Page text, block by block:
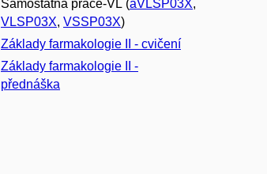
Samostatná práce-VL (aVLSP03X,
VLSP03X, VSSP03X)
Základy farmakologie II - cvičení
Základy farmakologie II -
přednáška